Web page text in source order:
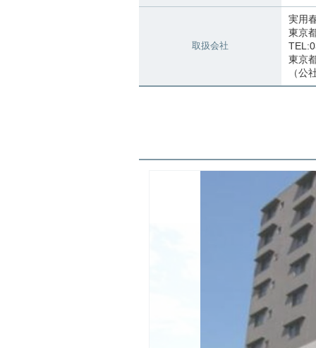
取扱会社
実用
東京
東京
（公